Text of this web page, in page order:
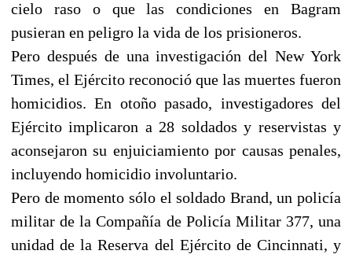
cielo raso o que las condiciones en Bagram
pusieran en peligro la vida de los prisioneros.
Pero después de una investigación del New York
Times, el Ejército reconoció que las muertes fueron
homicidios. En otoño pasado, investigadores del
Ejército implicaron a 28 soldados y reservistas y
aconsejaron su enjuiciamiento por causas penales,
incluyendo homicidio involuntario.
Pero de momento sólo el soldado Brand, un policía
militar de la Compañía de Policía Militar 377, una
unidad de la Reserva del Ejército de Cincinnati, y